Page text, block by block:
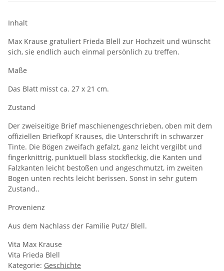
Inhalt
Max Krause gratuliert Frieda Blell zur Hochzeit und wünscht
sich, sie endlich auch einmal persönlich zu treffen.
Maße
Das Blatt misst ca. 27 x 21 cm.
Zustand
Der zweiseitige Brief maschienengeschrieben, oben mit dem
offiziellen Briefkopf Krauses, die Unterschrift in schwarzer
Tinte. Die Bögen zweifach gefalzt, ganz leicht vergilbt und
fingerknittrig, punktuell blass stockfleckig, die Kanten und
Falzkanten leicht bestoßen und angeschmutzt, im zweiten
Bogen unten rechts leicht berissen. Sonst in sehr gutem
Zustand..
Provenienz
Aus dem Nachlass der Familie Putz/ Blell.
Vita Max Krause
Vita Frieda Blell
Kategorie: Geschichte